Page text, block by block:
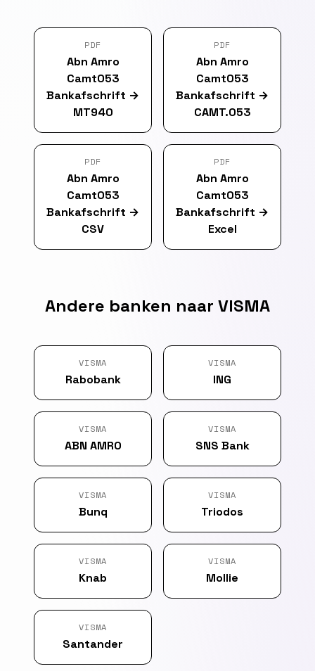
PDF
Abn Amro
Camt053
Bankafschrift →
MT940
PDF
Abn Amro
Camt053
Bankafschrift →
CAMT.053
PDF
Abn Amro
Camt053
Bankafschrift →
CSV
PDF
Abn Amro
Camt053
Bankafschrift →
Excel
Andere banken naar VISMA
VISMA
Rabobank
VISMA
ING
VISMA
ABN AMRO
VISMA
SNS Bank
VISMA
Bunq
VISMA
Triodos
VISMA
Knab
VISMA
Mollie
VISMA
Santander